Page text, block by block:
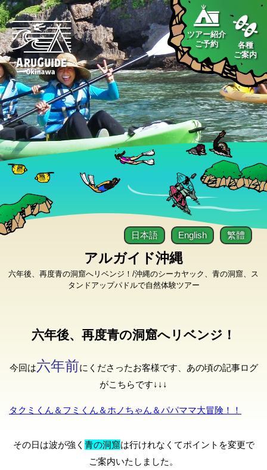
ツアー紹介
ご予約
各種
ご案内
アルガイド沖縄
六年後、再度青の洞窟へリベンジ！/沖縄のシーカヤック、青の洞窟、ス
タンドアップパドルで自然体験ツアー
日本語 English 繁體
六年後、再度青の洞窟へリベンジ！
今回は六年前にくださったお客様です、あの頃の記事ログ
がこちらです↓↓↓
タクミくん＆フミくん＆ホノちゃん＆パパママ大冒険！！
その日は波が強く 青の洞窟は行けれなくてポイントを変更で
ご案内いたしました。